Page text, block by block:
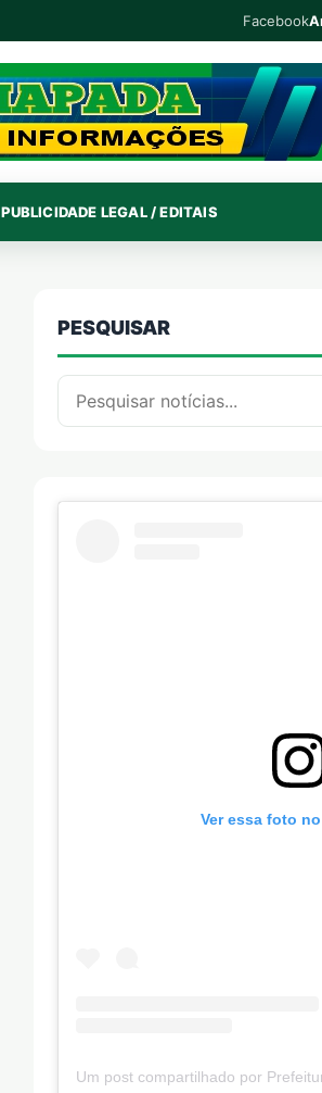
Facebook
PUBLICIDADE LEGAL / EDITAIS
PESQUISAR
Pesquisar por:
Ver essa foto
Um post compartilhado por